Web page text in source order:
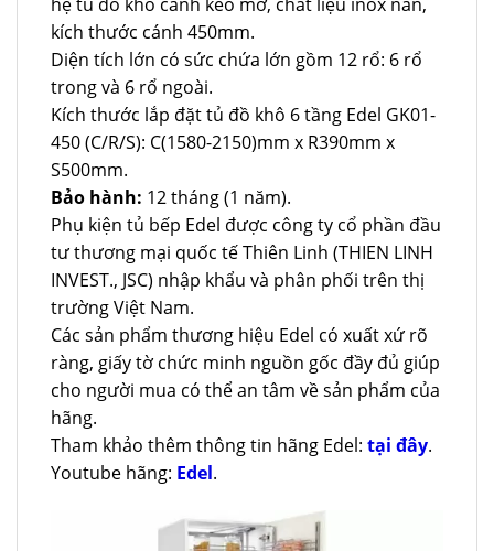
kích thước cánh 450mm.
Diện tích lớn có sức chứa lớn gồm 12 rổ: 6 rổ
trong và 6 rổ ngoài.
Kích thước lắp đặt tủ đồ khô 6 tầng Edel GK01-
450 (C/R/S): C(1580-2150)mm x R390mm x
S500mm.
Bảo hành: 12 tháng (1 năm).
Phụ kiện tủ bếp Edel được công ty cổ phần đầu
tư thương mại quốc tế Thiên Linh (THIEN LINH
INVEST., JSC) nhập khẩu và phân phối trên thị
trường Việt Nam.
Các sản phẩm thương hiệu Edel có xuất xứ rõ
ràng, giấy tờ chức minh nguồn gốc đầy đủ giúp
cho người mua có thể an tâm về sản phẩm của
hãng.
Tham khảo thêm thông tin hãng Edel: tại đây.
Youtube hãng: Edel.